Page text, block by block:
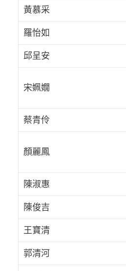
黃慕采
羅怡如
邱呈安
宋姵嫺
蔡青伶
顏麗鳳
陳淑惠
陳俊吉
王寶清
郭清河